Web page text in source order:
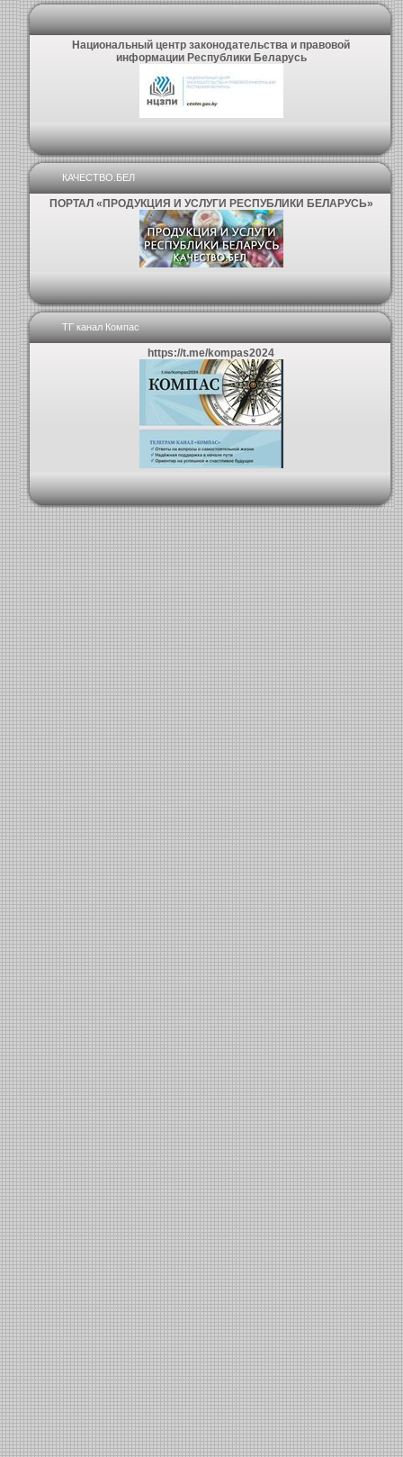
Национальный центр законодательства и правовой
информации Республики Беларусь
КАЧЕСТВО.БЕЛ
ПОРТАЛ «ПРОДУКЦИЯ И УСЛУГИ РЕСПУБЛИКИ БЕЛАРУСЬ»
ТГ канал Компас
https://t.me/kompas2024